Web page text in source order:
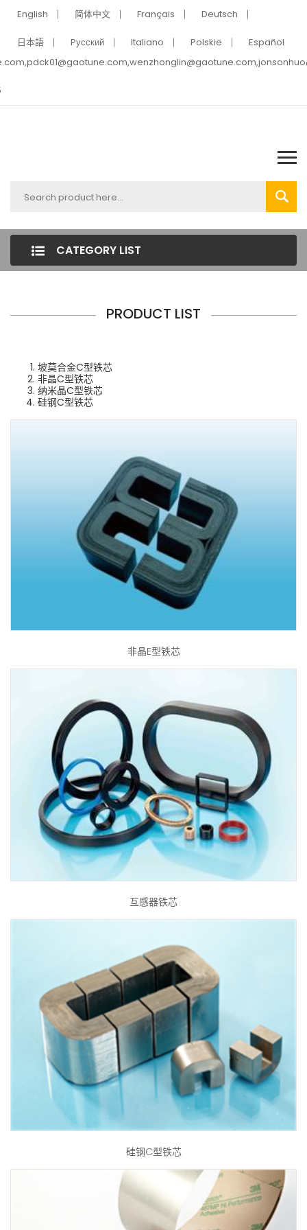
English 简体中文 Français Deutsch
日本語 Pусский Italiano Polskie
Español
CATEGORY LIST
PRODUCT LIST
坡莫合金C型铁芯
非晶C型铁芯
纳米晶C型铁芯
硅钢C型铁芯
非晶E型铁芯
互感器铁芯
硅钢C型铁芯